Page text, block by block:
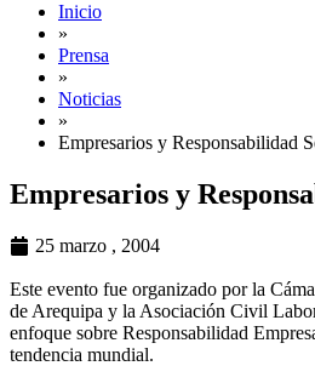
Inicio
»
Prensa
»
Noticias
»
Empresarios y Responsabilidad
Empresarios y
25 marzo , 2004
Este evento fue organizado por la
de Arequipa y la Asociación Civil
enfoque sobre Responsabilidad
tendencia mundial.